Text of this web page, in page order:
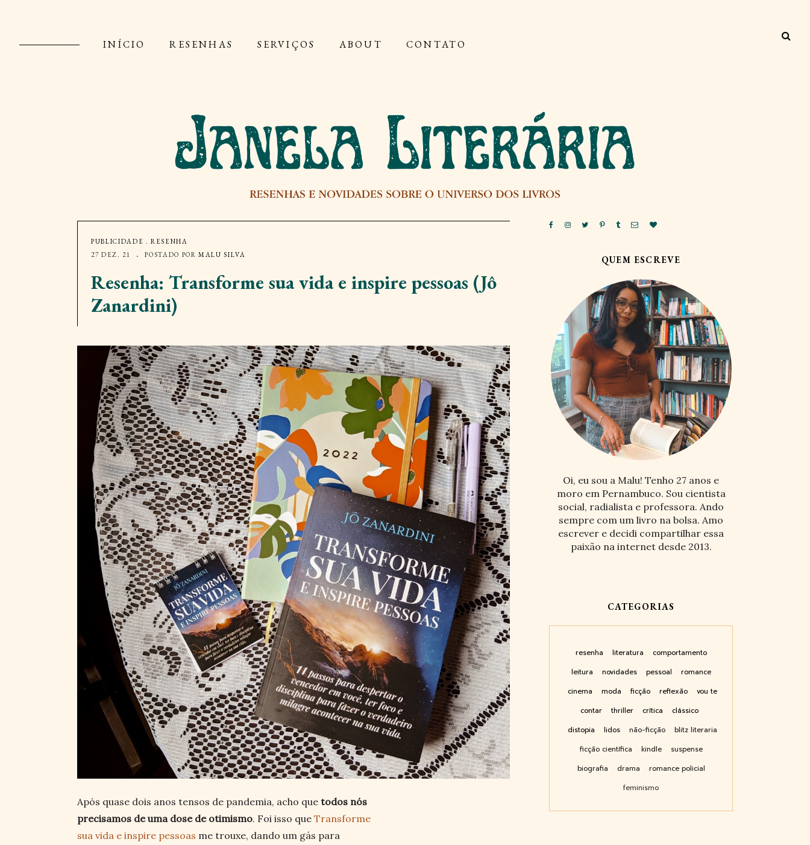
INÍCIO RESENHAS SERVIÇOS ABOUT CONTATO
PUBLICIDADE .RESENHA
27 DEZ. 21
POSTADO PORMALU SILVA
Resenha: Transforme sua vida e inspire pessoas (Jô
Zanardini)
Após quase dois anos tensos de pandemia, acho que todos nós
precisamos de uma dose de otimismo. Foi isso que Transforme
sua vida e inspire pessoas me trouxe, dando um gás para
QUEM ESCREVE
Oi, eu sou a Malu! Tenho 27 anos e
moro em Pernambuco. Sou cientista
social, radialista e professora. Ando
sempre com um livro na bolsa. Amo
escrever e decidi compartilhar essa
paixão na internet desde 2013.
CATEGORIAS
resenha literatura
comportamento
leitura
novidades pessoal
romance
cinema
moda ficção reflexão
vou te
contar
thriller crítica
clássico
distopia
lidos não-ficção
blitz literaria
ficção científica
kindle
suspense
biografia
drama
romance policial
feminismo